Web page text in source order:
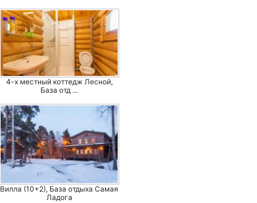
4-х местный коттедж Лесной,
База отд ...
Вилла (10+2), База отдыха Самая
Ладога